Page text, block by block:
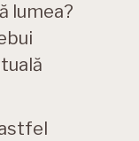
lumea?